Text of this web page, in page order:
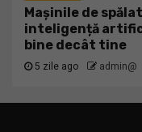
Mașinile de
inteligență
bine decât tine
5 zile ago admin@